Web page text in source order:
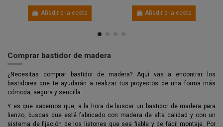
Añadir a la cesta Añadir a la cesta
Comprar bastidor de madera
¿Necesitas comprar bastidor de madera? Aquí vas a encontrar los
bastidores que te ayudarán a realizar tus proyectos de una forma más
cómoda, segura y sencilla.
Y es que sabemos que, a la hora de buscar un bastidor de madera para
lienzo, buscas que esté fabricado con madera de alta calidad y con un
sistema de fijación de los listones que sea fiable y de fácil montaje. Por